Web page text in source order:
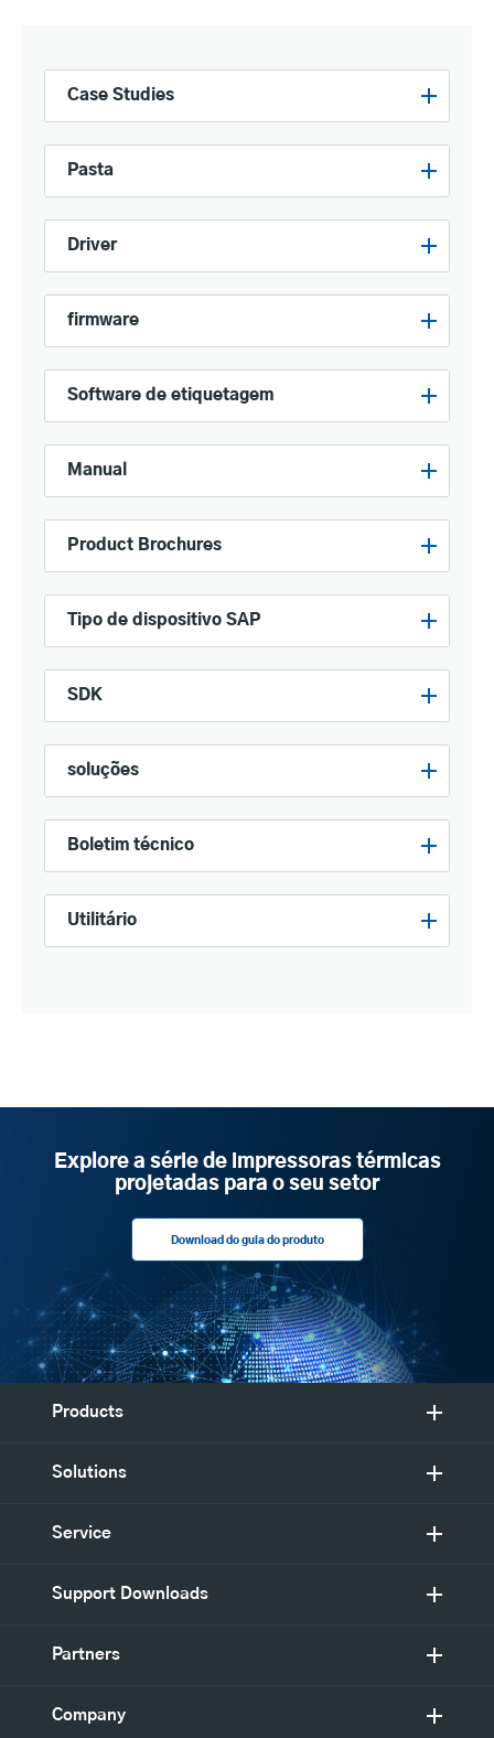
Case Studies
Pasta
Driver
firmware
Software de etiquetagem
Manual
Product Brochures
Tipo de dispositivo SAP
SDK
soluções
Boletim técnico
Utilitário
Explore a série de impressoras térmicas
projetadas para o seu setor
Download do guia do produto
Products
Solutions
Service
Support Downloads
Partners
Company